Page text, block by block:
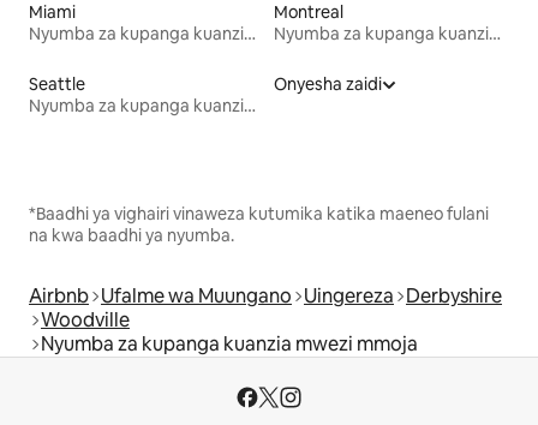
Miami
Nyumba za kupanga kuanzia mwezi mmoja
Montreal
Nyumba za kupanga kuanzia mwezi mmoja
Seattle
Nyumba za kupanga kuanzia mwezi mmoja
Onyesha zaidi
*Baadhi ya vighairi vinaweza kutumika katika maeneo fulani
na kwa baadhi ya nyumba.
Airbnb Ufalme wa Muungano Uingereza Derbyshire
Woodville
Nyumba za kupanga kuanzia mwezi mmoja